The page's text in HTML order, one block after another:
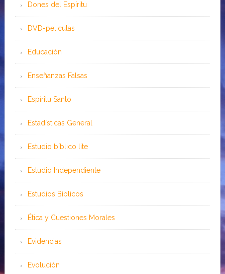
Dones del Espíritu
DVD-peliculas
Educación
Enseñanzas Falsas
Espíritu Santo
Estadísticas General
Estudio bíblico lite
Estudio Independiente
Estudios Bíblicos
Ética y Cuestiones Morales
Evidencias
Evolución